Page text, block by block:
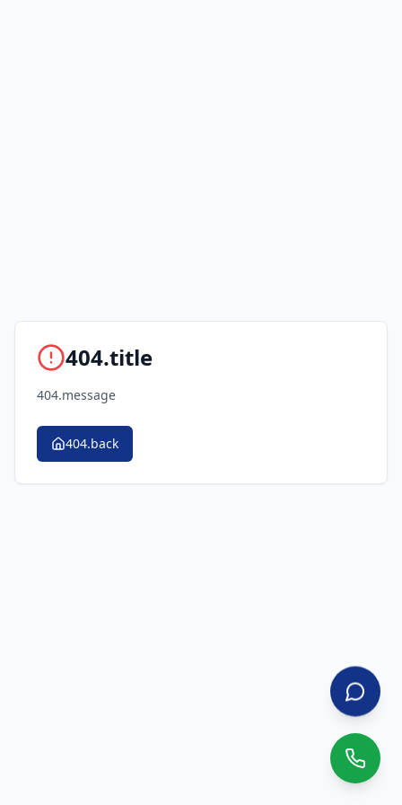
404.title
404.message
404.back